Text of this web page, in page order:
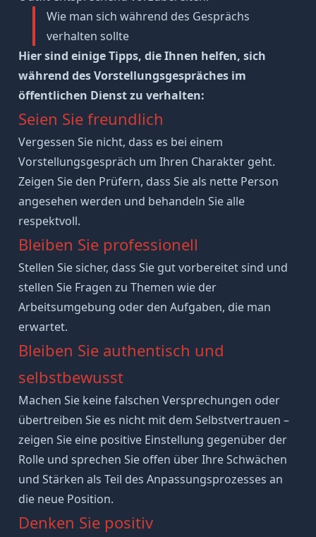
Wie man sich während des Gesprächs
verhalten sollte
Hier sind einige Tipps, die Ihnen helfen, sich
während des Vorstellungsgespräches im
öffentlichen Dienst zu verhalten:
Seien Sie freundlich
Vergessen Sie nicht, dass es bei einem
Vorstellungsgespräch um Ihren Charaktergeht.
Zeigen Sie den Prüfern, dass Sie als nette Person
angesehen werden und behandeln Sie alle
respektvoll.
Bleiben Sie professionell
Stellen Sie sicher, dass Sie gut vorbereitet sind und
stellen Sie Fragen zu Themen wie der
Arbeitsumgebung oder den Aufgaben, die man
erwartet.
Bleiben Sie authentisch und
selbstbewusst
Machen Sie keine falschen Versprechungen oder
übertreiben Sie es nicht mit dem Selbstvertrauen –
zeigen Sie eine positive Einstellung gegenüber der
Rolle und sprechen Sie offen über IhreSchwächen
und Stärken als Teil des Anpassungsprozesses an
die neue Position.
Denken Sie positiv